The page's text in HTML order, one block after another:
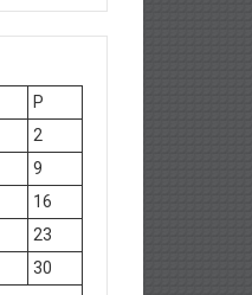
P
2
9
16
23
30